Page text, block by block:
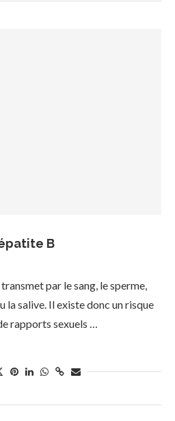
B
par le sang, le sperme,
la salive. Il existe donc un risque
rapports sexuels …